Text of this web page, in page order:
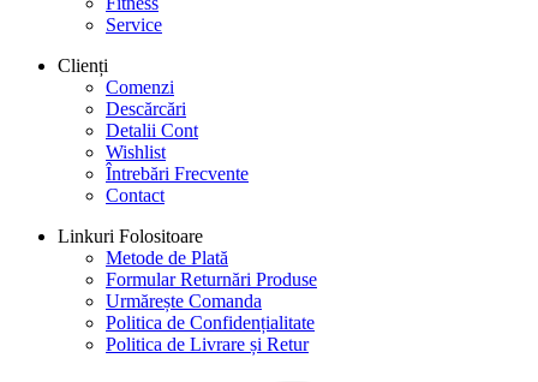
Service
Clienți
Comenzi
Descărcări
Detalii Cont
Wishlist
Întrebări Frecvente
Contact
Linkuri Folositoare
Metode de Plată
Formular Returnări Produse
Urmărește Comanda
Politica de Confidențialitate
Politica de Livrare și Retur